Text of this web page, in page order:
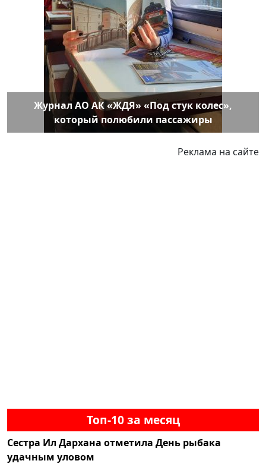
Журнал АО АК «ЖДЯ» «Под стук колес»,
который полюбили пассажиры
Реклама на сайте
Топ-10 за месяц
Сестра Ил Дархана отметила День рыбака
удачным уловом